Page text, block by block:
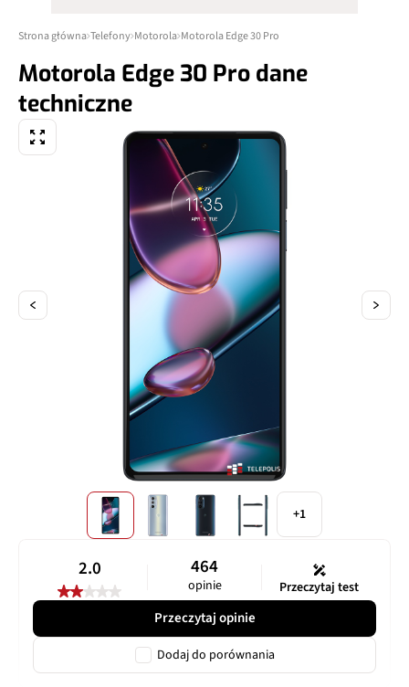
Strona główna Telefony Motorola Motorola Edge 30 Pro
Motorola Edge 30 Pro dane
techniczne
+1
2.0 464
opinie Przeczytaj test
Przeczytaj opinie
Dodaj do porównania